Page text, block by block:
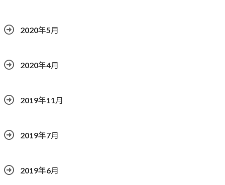
2020年5月
2020年4月
2019年11月
2019年7月
2019年6月